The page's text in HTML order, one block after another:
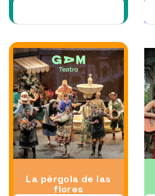
La pérgola de las
flores